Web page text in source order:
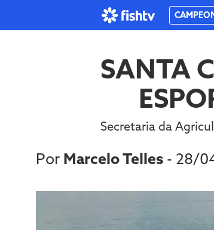
SANTA
Secretaria da
Por Marcelo Telles - 28/